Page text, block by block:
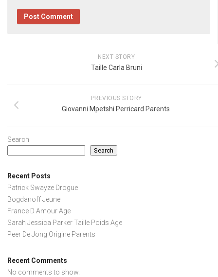
NEXT STORY
Taille Carla Bruni
PREVIOUS STORY
Giovanni Mpetshi Perricard Parents
Search
Search
Recent Posts
Patrick Swayze Drogue
Bogdanoff Jeune
France D Amour Age
Sarah Jessica Parker Taille Poids Age
Peer De Jong Origine Parents
Recent Comments
No comments to show.